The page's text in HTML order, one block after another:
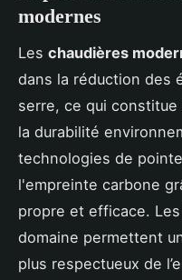
modernes
Les chaudières
dans la réduction des
serre, ce qui
la durabilité
technologies de
l'empreinte carbone
propre et efficace.
domaine permettent
plus respectueux de